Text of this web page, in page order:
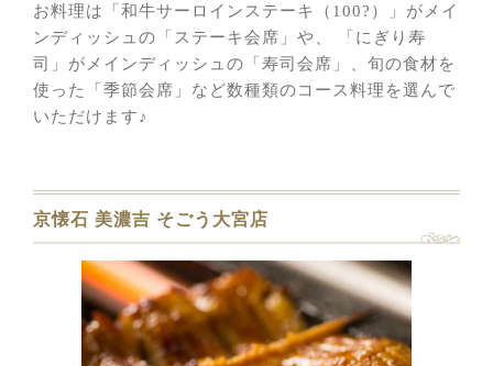
お料理は「和牛サーロインステーキ（100?）」がメイ
ンディッシュの「ステーキ会席」や、 「にぎり寿
司」がメインディッシュの「寿司会席」、旬の食材を
使った「季節会席」など数種類のコース料理を選んで
いただけます♪
京懐石 美濃吉 そごう大宮店